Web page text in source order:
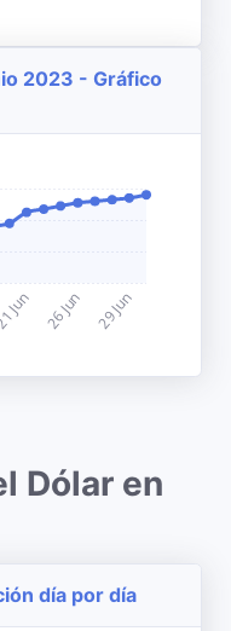
2023 - Gráfico
Dólar en
día por día